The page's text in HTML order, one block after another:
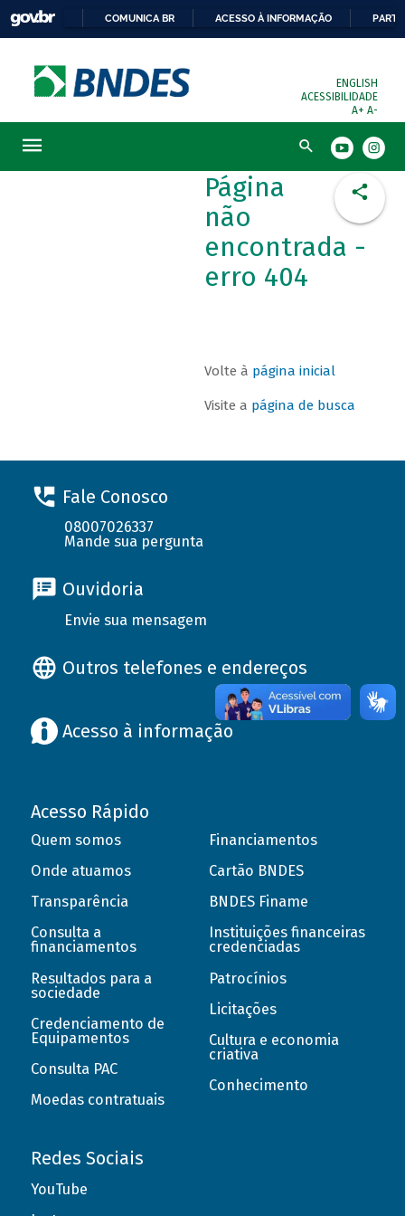
COMUNICA BR ACESSO À INFORMAÇÃO
ENGLISH
ACESSIBILIDADE
A+ A-
Busca
Página
não
encontrada -
erro 404
Volte à página inicial
Visite a página de busca
Fale Conosco
08007026337
Mande sua pergunta
Ouvidoria
Envie sua mensagem
Outros telefones e endereços
Acesso à informação
Acesso Rápido
Quem somos
Onde atuamos
Transparência
Consulta a
financiamentos
Resultados para a
sociedade
Credenciamento de
Equipamentos
Consulta PAC
Moedas contratuais
Financiamentos
Cartão BNDES
BNDES Finame
Instituições financeiras
credenciadas
Patrocínios
Licitações
Cultura e economia
criativa
Conhecimento
Redes Sociais
YouTube